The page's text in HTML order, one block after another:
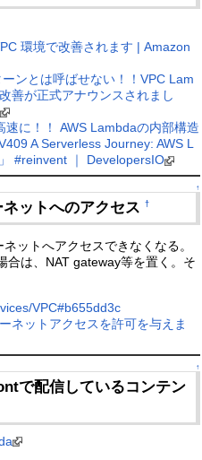
環境で改善されます | Amazon
ーンとは呼ばせない！！VPC Lam
善が正式アナウンスされまし
に！！ AWS Lambdaの内部構造
A Serverless Journey: AWS L
#reinvent ｜ DevelopersIO
↑
ネットへのアクセス†
ットへアクセスできなくなる。
合は、NAT gateway等を置く。そ
VPC#b655dd3c
ネットアクセスを許可を与えま
↑
で配信しているコンテン